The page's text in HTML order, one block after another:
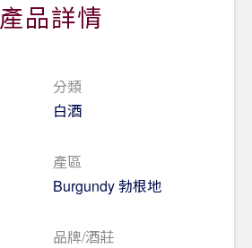
產品詳情
分類
白酒
產區
Burgundy 勃根地
品牌/酒莊